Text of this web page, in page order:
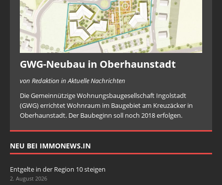
GWG-Neubau in Oberhaunstadt
von Redaktion in Aktuelle Nachrichten
Die Gemeinnützige Wohnungsbaugesellschaft Ingolstadt
(GWG) errichtet Wohnraum im Baugebiet am Kreuzäcker in
Oberhaunstadt. Der Baubeginn soll noch 2018 erfolgen.
NEU BEI IMMONEWS.IN
Entgelte in der Region 10 steigen
2. August 2026